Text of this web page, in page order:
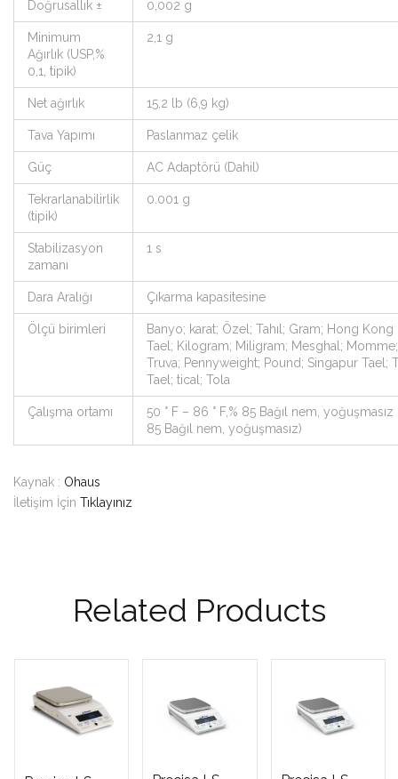
Doğrusallık ± 0,002 g
Minimum
Ağırlık (USP,%
0,1, tipik)
2,1 g
Net ağırlık 15,2 lb (6,9 kg)
Tava Yapımı Paslanmaz çelik
Güç AC Adaptörü (Dahil)
Tekrarlanabilirlik
(tipik)
0.001 g
Stabilizasyon
zamanı
1 s
Dara Aralığı Çıkarma kapasitesine
Ölçü birimleri
Banyo; karat; Özel; Tahıl; Gram; Hong Kong
Tael; Kilogram; Miligram; Mesghal;
Truva; Pennyweight; Pound; Singapur Tael;
Tael; tical; Tola
Çalışma ortamı
50 ° F – 86 ° F,% 85 Bağıl nem, yoğuşmasız
85 Bağıl nem, yoğuşmasız)
Kaynak : Ohaus
İletişim İçin Tıklayınız
Related Products